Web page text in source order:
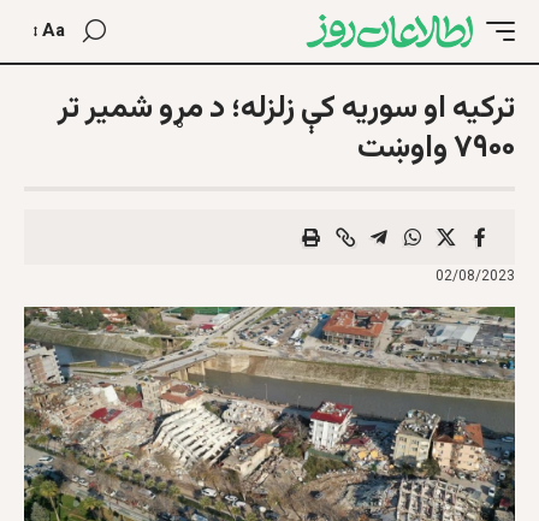
Aa
ترکیه او سوریه کې زلزله؛ د مړو شمیر تر
۷۹۰۰ واوښت
02/08/2023